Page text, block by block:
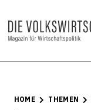
HOME THEMEN